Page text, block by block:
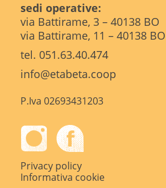
sedi operative:
via Battirame, 3 – 40138 BO
via Battirame, 11 – 40138 BO
tel. 051.63.40.474
info@etabeta.coop
P.Iva 02693431203
Privacy policy
Informativa cookie